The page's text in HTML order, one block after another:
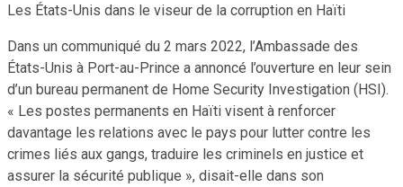
Les États-Unis dans le viseur de la corruption en Haïti
Dans un communiqué du 2 mars 2022, l’Ambassade des
États-Unis à Port-au-Prince a annoncé l’ouverture en leur sein
d’un bureau permanent de Home Security Investigation (HSI).
« Les postes permanents en Haïti visent à renforcer
davantage les relations avec le pays pour lutter contre les
crimes liés aux gangs, traduire les criminels en justice et
assurer la sécurité publique », disait-elle dans son